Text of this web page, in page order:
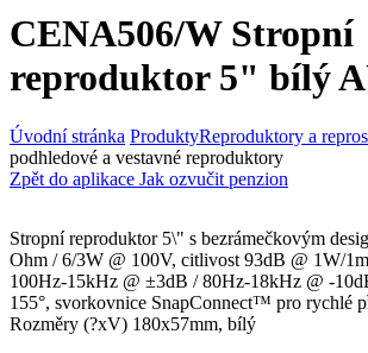
CENA506/W Stropní
reproduktor 5" bílý
Úvodní stránka ProduktyReproduktory a
podhledové a vestavné reproduktory
Zpět do aplikace Jak ozvučit penzion
Stropní reproduktor 5\" s bezrámečkovým
Ohm / 6/3W @ 100V, citlivost 93dB @ 1W/
100Hz-15kHz @ ±3dB / 80Hz-18kHz @ -
155°, svorkovnice SnapConnect™ pro rychlé
Rozměry (?xV) 180x57mm, bílý